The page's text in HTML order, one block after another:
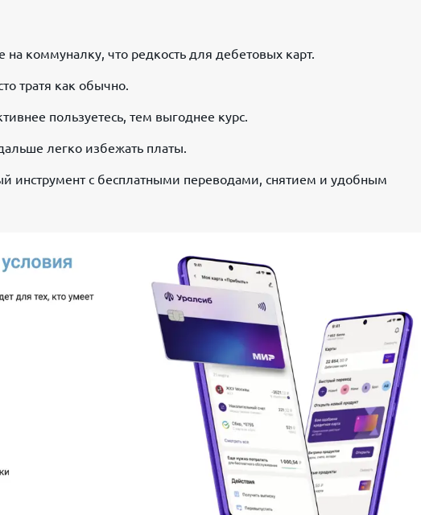
на коммуналку, что редкость для дебетовых карт.
тратя как обычно.
пользуетесь, тем выгоднее курс.
легко избежать платы.
инструмент с бесплатными переводами, снятием и удобным